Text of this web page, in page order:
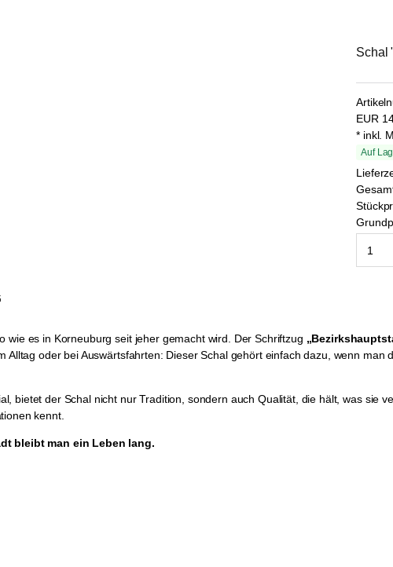
Schal
EUR
* inkl.
Auf
es in Korneuburg seit jeher gemacht wird. Der Schriftzug
Alltag oder bei Auswärtsfahrten: Dieser Schal gehört einfach dazu, wenn man
bietet der Schal nicht nur Tradition, sondern auch Qualität, die hält, was sie
kennt.
bleibt man ein Leben lang.